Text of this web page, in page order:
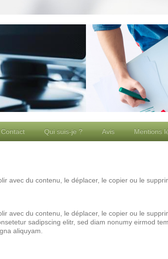
Contact Qui suis-je ? Avis Mentions
avec du contenu, le déplacer, le copier ou le
avec du contenu, le déplacer, le copier ou le
sadipscing elitr, sed diam nonumy eirmod
aliquyam.